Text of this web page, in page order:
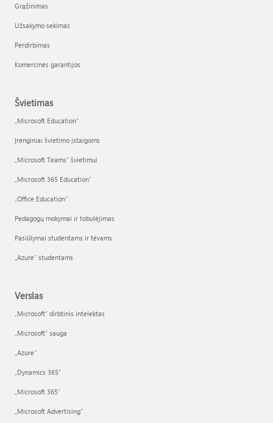
Grąžinimas
Užsakymo sekimas
Perdirbimas
Komercinės garantijos
Švietimas
„Microsoft Education“
Įrenginiai švietimo įstaigoms
„Microsoft Teams“ švietimui
„Microsoft 365 Education“
„Office Education“
Pedagogų mokymai ir tobulėjimas
Pasiūlymai studentams ir tėvams
„Azure“ studentams
Verslas
„Microsoft“ dirbtinis intelektas
„Microsoft“ sauga
„Azure”
„Dynamics 365“
„Microsoft 365“
„Microsoft Advertising“